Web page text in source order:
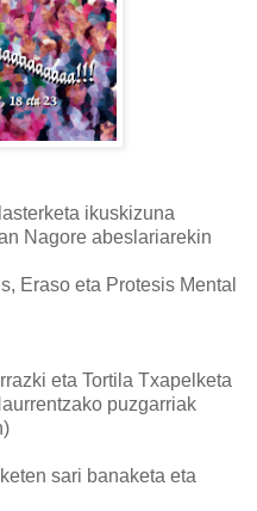
ikuskizuna
Nagore abeslariarekin
Eraso eta Protesis Mental
eta Tortila Txapelketa
puzgarriak
sari banaketa eta